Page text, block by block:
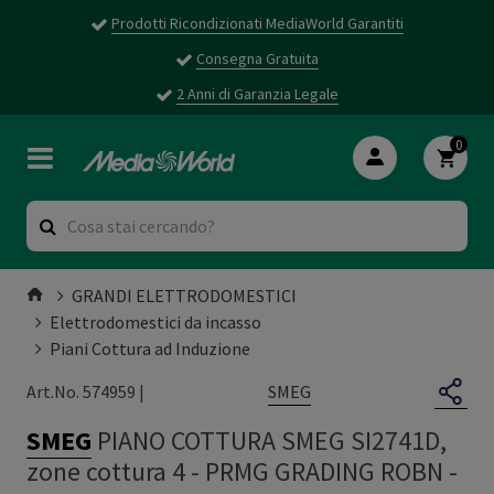
Prodotti Ricondizionati MediaWorld Garantiti
Consegna Gratuita
2 Anni di Garanzia Legale
0
GRANDI ELETTRODOMESTICI
Elettrodomestici da incasso
Piani Cottura ad Induzione
Art.No. 574959 |
SMEG
SMEG PIANO COTTURA SMEG SI2741D,
zone cottura 4- PRMG GRADING ROBN -